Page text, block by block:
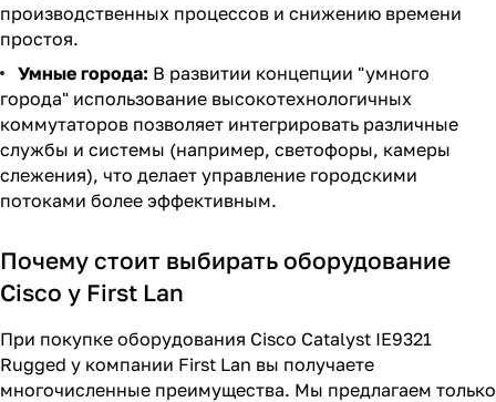
производственных процессов и снижению времени
простоя.
Умные города: В развитии концепции "умного
города" использование высокотехнологичных
коммутаторов позволяет интегрировать различные
службы и системы (например, светофоры, камеры
слежения), что делает управление городскими
потоками более эффективным.
Почему стоит выбирать оборудование
Cisco у First Lan
При покупке оборудования Cisco Catalyst IE9321
Rugged у компании First Lan вы получаете
многочисленные преимущества. Мы предлагаем только